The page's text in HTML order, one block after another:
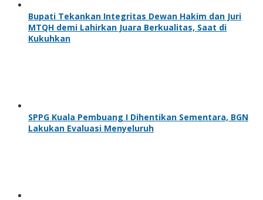
Bupati Tekankan Integritas Dewan Hakim dan Juri
MTQH demi Lahirkan Juara Berkualitas, Saat di
Kukuhkan
SPPG Kuala Pembuang I Dihentikan Sementara, BGN
Lakukan Evaluasi Menyeluruh